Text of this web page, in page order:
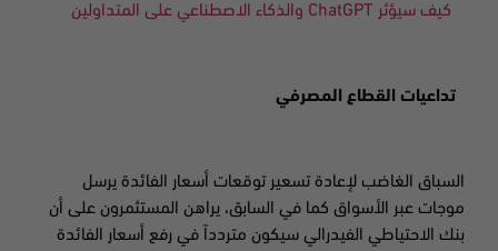
كيف سيؤثر ChatGPT والذكاء الاصطناعي على المتداولين
تداعيات القطاع المصرفي
السباق الغاضب لإعادة تسعير توقعات أسعار الفائدة يرسل
موجات عبر الأسواق كما في السابق، يراهن المستثمرون على أن
بنك الاحتياطي الفيدرالي سيكون متردداً في رفع أسعار الفائدة